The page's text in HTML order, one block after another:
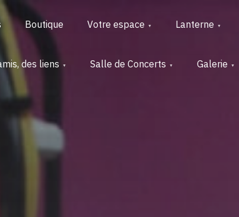
Boutique Votre espace Lanterne
des liens Salle de Concerts Galerie